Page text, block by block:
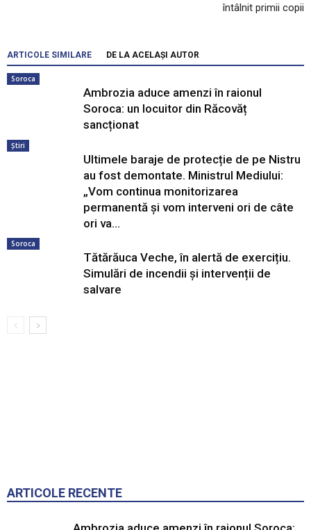
întâlnit primii copii
ARTICOLE SIMILARE DE LA ACELAȘI AUTOR
Soroca
Ambrozia aduce amenzi în raionul
Soroca: un locuitor din Răcovăț
sancționat
Știri
Ultimele baraje de protecție de pe Nistru
au fost demontate. Ministrul Mediului:
„Vom continua monitorizarea
permanentă și vom interveni ori de câte
ori va...
Soroca
Tătărăuca Veche, în alertă de exercițiu.
Simulări de incendii și intervenții de
salvare
ARTICOLE RECENTE